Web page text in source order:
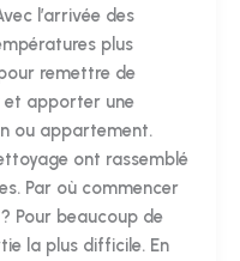
l’arrivée des
plus
remettre de
et apporter une
ou appartement.
ont rassemblé
Par où commencer
Pour beaucoup de
la plus difficile. En